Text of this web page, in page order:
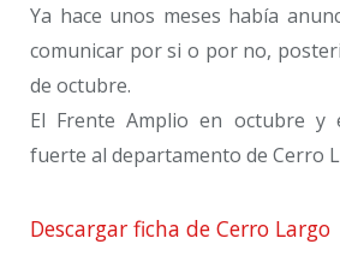
Ya hace unos meses había
comunicar por si o por no,
de octubre.
El Frente Amplio en octubre y
fuerte al departamento de Cerro
Descargar ficha de Cerro Largo